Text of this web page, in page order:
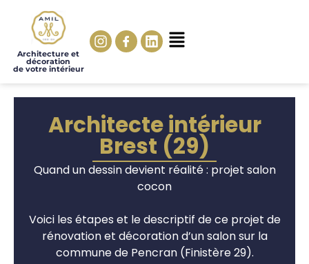
Architecture et
décoration
de votre intérieur
Architecte intérieur
Brest (29)
Quand un dessin devient réalité : projet salon
cocon
Voici les étapes et le descriptif de ce projet de
rénovation et décoration d’un salon sur la
commune de Pencran (Finistère 29).